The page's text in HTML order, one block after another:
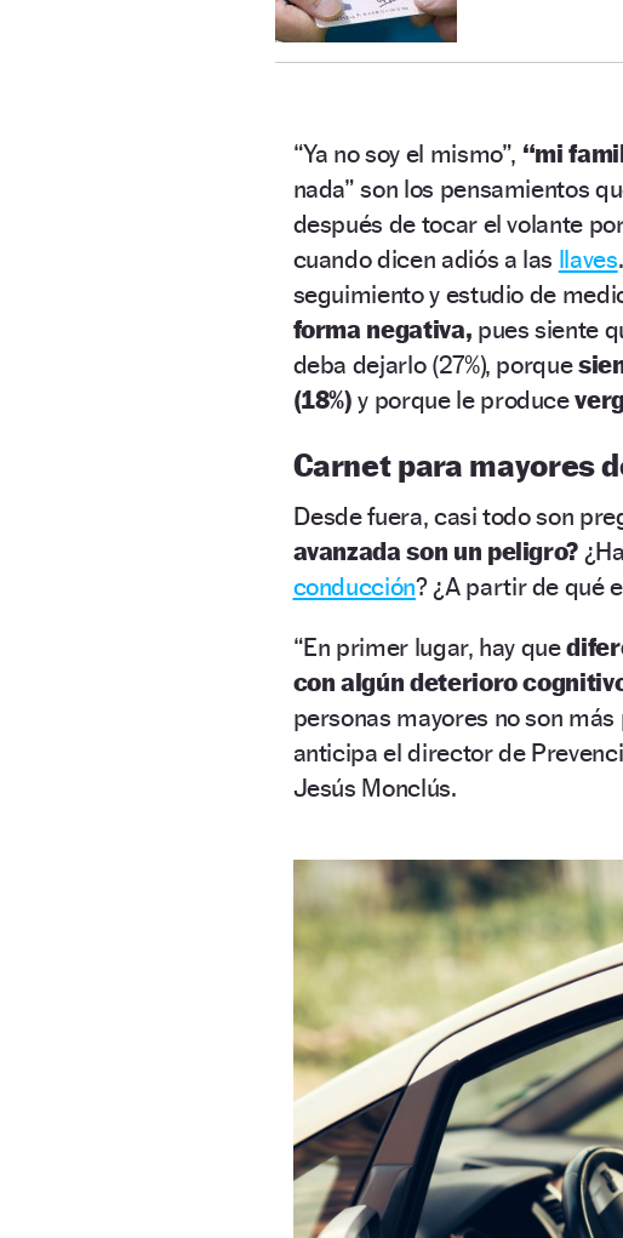
“Ya no soy el mismo”, “mi
nada” son los pensamientos
después de tocar el volante
cuando dicen adiós a las llaves
seguimiento y estudio de
forma negativa, pues siente
deba dejarlo (27%), porque
(18%)y porque le produce
Carnet para mayores
Desde fuera, casi todo son
avanzada son un peligro?
conducción? ¿A partir de qué
“En primer lugar, hay que
con algún deterioro
personas mayores no son
anticipa el director de
Jesús Monclús.